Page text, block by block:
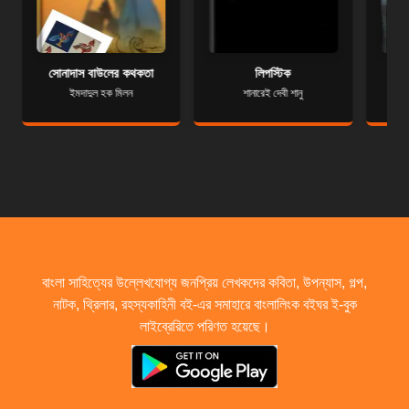
সোনাদাস বাউলের কথকতা
ইমদাদুল হক মিলন
লিপস্টিক
শানারেই দেবী শানু
বাংলা সাহিত্যের উল্লেখযোগ্য জনপ্রিয় লেখকদের কবিতা, উপন্যাস, গল্প,
নাটক, থ্রিলার, রহস্যকাহিনী বই-এর সমাহারে বাংলালিংক বইঘর ই-বুক
লাইব্রেরিতে পরিণত হয়েছে।